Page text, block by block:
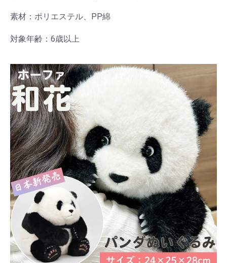
素材：ポリエステル、PP綿
対象年齢：6歳以上